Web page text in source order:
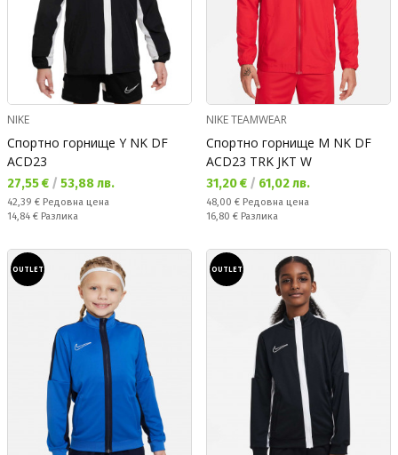
NIKE
Спортно горнище Y NK DF
ACD23
Текуща цена:
27,55 € / 53,88 лв.
Редовна цена:
42,39 € Редовна цена
Спестявате:
14,84 € Разлика
NIKE TEAMWEAR
Спортно горнище M NK DF
ACD23 TRK JKT W
Текуща цена:
31,20 € / 61,02 лв.
Редовна цена:
48,00 € Редовна цена
Спестявате:
16,80 € Разлика
OUTLET OUTLET